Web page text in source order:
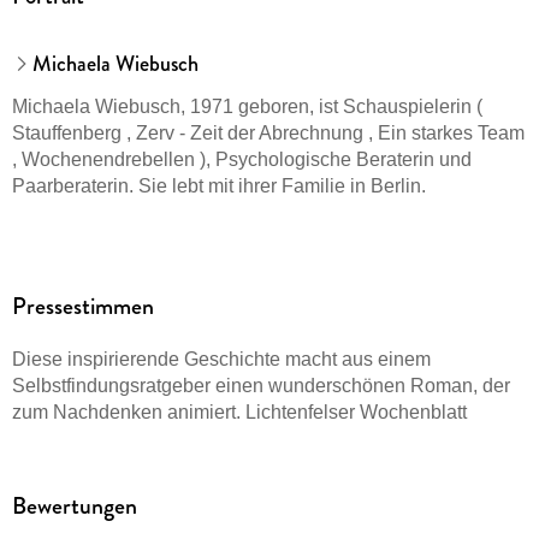
Michaela Wiebusch
Michaela Wiebusch, 1971 geboren, ist Schauspielerin (
Stauffenberg , Zerv - Zeit der Abrechnung , Ein starkes Team
, Wochenendrebellen ), Psychologische Beraterin und
Paarberaterin. Sie lebt mit ihrer Familie in Berlin.
Pressestimmen
Diese inspirierende Geschichte macht aus einem
Selbstfindungsratgeber einen wunderschönen Roman, der
zum Nachdenken animiert. Lichtenfelser Wochenblatt
Bewertungen